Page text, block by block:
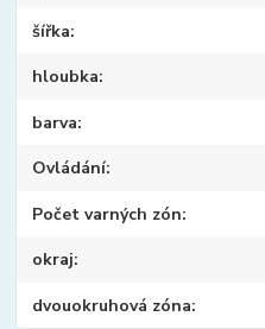
šířka
hloubka
barva
Ovládání
Počet varných zón
okraj
dvouokruhová zóna